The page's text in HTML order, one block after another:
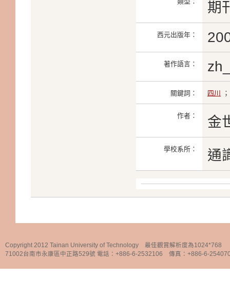
期
西元出版年：
著作語言：
關鍵詞： 四川
作者： 金
學校系所： 通
Copyright 2012 Tainan University of Technology 最佳觀賞解析度為1024*768
71002台南市永康區中正路529號 電話：+886-6-2532106 傳真：+886-6-